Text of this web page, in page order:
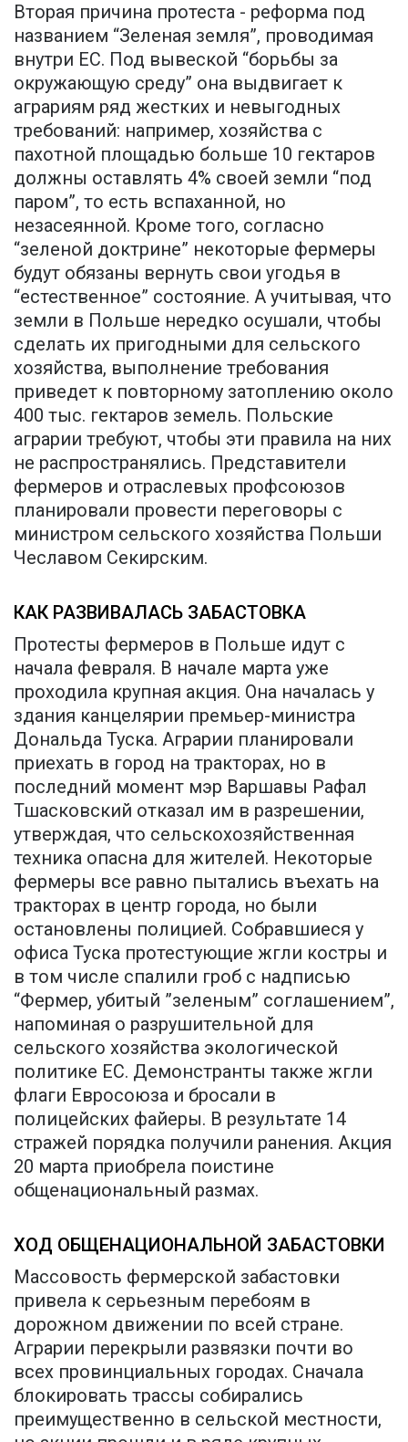
Вторая причина протеста - реформа под
названием “Зеленая земля”, проводимая
внутри ЕС. Под вывеской “борьбы за
окружающую среду” она выдвигает к
аграриям ряд жестких и невыгодных
требований: например, хозяйства с
пахотной площадью больше 10 гектаров
должны оставлять 4% своей земли “под
паром”, то есть вспаханной, но
незасеянной. Кроме того, согласно
“зеленой доктрине” некоторые фермеры
будут обязаны вернуть свои угодья в
“естественное” состояние. А учитывая, что
земли в Польше нередко осушали, чтобы
сделать их пригодными для сельского
хозяйства, выполнение требования
приведет к повторному затоплению около
400 тыс. гектаров земель. Польские
аграрии требуют, чтобы эти правила на них
не распространялись. Представители
фермеров и отраслевых профсоюзов
планировали провести переговоры с
министром сельского хозяйства Польши
Чеславом Секирским.
КАК РАЗВИВАЛАСЬ ЗАБАСТОВКА
Протесты фермеров в Польше идут с
начала февраля. В начале марта уже
проходила крупная акция. Она началась у
здания канцелярии премьер-министра
Дональда Туска. Аграрии планировали
приехать в город на тракторах, но в
последний момент мэр Варшавы Рафал
Тшасковский отказал им в разрешении,
утверждая, что сельскохозяйственная
техника опасна для жителей. Некоторые
фермеры все равно пытались въехать на
тракторах в центр города, но были
остановлены полицией. Собравшиеся у
офиса Туска протестующие жгли костры и
в том числе спалили гроб с надписью
“Фермер, убитый ”зеленым” соглашением”,
напоминая о разрушительной для
сельского хозяйства экологической
политике ЕС. Демонстранты также жгли
флаги Евросоюза и бросали в
полицейских файеры. В результате 14
стражей порядка получили ранения. Акция
20 марта приобрела поистине
общенациональный размах.
ХОД ОБЩЕНАЦИОНАЛЬНОЙ ЗАБАСТОВКИ
Массовость фермерской забастовки
привела к серьезным перебоям в
дорожном движении по всей стране.
Аграрии перекрыли развязки почти во
всех провинциальных городах. Сначала
блокировать трассы собирались
преимущественно в сельской местности,